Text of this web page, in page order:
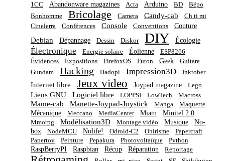
1CC Abandonware magazines Acta Arduino BD
Bépo
Bonhomme
Bricolage Camera Candy-cab
Ch ti mi
Cinelerra
Conférences Console Conventions Couture
Debian Dépannage Dessin Diskor DIY Écologie
Électronique Energie solaire Éolienne
ESP8266
Évidences
Expositions FirefoxOS Futon Geek
Guitare
Gundam
Hacking Hadopi Impression3D Inktober
Internet libre Jeux video Joypad magazine Lego
Liens GNU Logiciel libre LOPPSI LowTech Macross
Mame-cab Manette-Joypad-Joystick Manga Maquette
Mécanique Meccano MediaCenter Miam Minitel 2.0
Mmorpg Modélisation3D Montage vidéo Musique
No-
box
NodeMCU Nolife! Odroid-C2 Onirisme
Papercraft
Papertoy
Peinture Pepakura Photovoltaïque Python
RaspBerryPI Raspbian Récup Réparation Reportage